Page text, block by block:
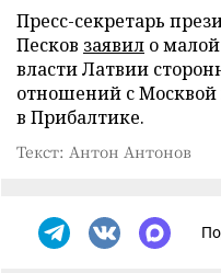
Пресс-секретарь
Песков заявил о
власти Латвии
отношений с Москвой
в Прибалтике.
Текст: Антон Антонов